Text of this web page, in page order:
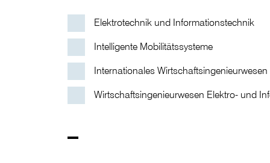
Elektrotechnik und Informationstechnik
Intelligente Mobilitätssysteme
Internationales Wirtschaftsingenieurwesen
Wirtschaftsingenieurwesen Elektro- und
–